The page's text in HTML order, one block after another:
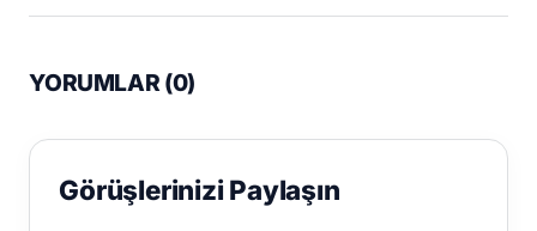
YORUMLAR (0)
Görüşlerinizi Paylaşın